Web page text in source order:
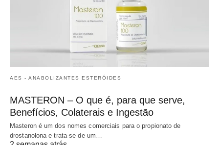
AES - ANABOLIZANTES ESTERÓIDES
MASTERON – O que é, para que serve,
Benefícios, Colaterais e Ingestão
Masteron é um dos nomes comerciais para o propionato de
drostanolona e trata-se de um…